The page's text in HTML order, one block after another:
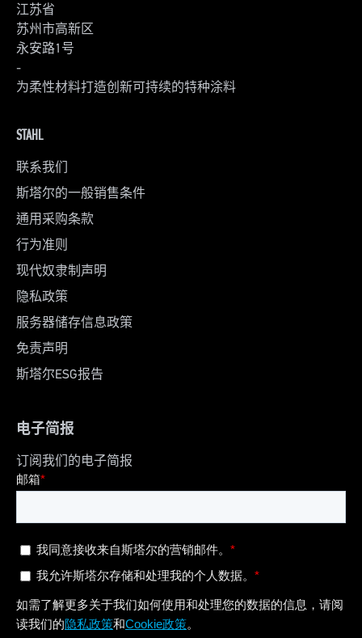
江苏省
苏州市高新区
永安路1号
-
为柔性材料打造创新可持续的特种涂料
STAHL
联系我们
斯塔尔的一般销售条件
通用采购条款
行为准则
现代奴隶制声明
隐私政策
服务器储存信息政策
免责声明
斯塔尔ESG报告
电子简报
订阅我们的电子简报